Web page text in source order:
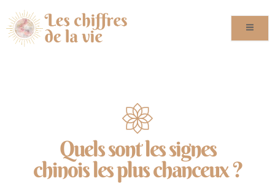
Quels sont les signes
chinois les plus chanceux ?